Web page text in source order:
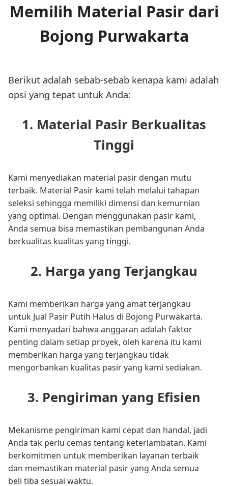
Memilih Material Pasir dari
Bojong Purwakarta
Berikut adalah sebab-sebab kenapa kami adalah
opsi yang tepat untuk Anda:
1. Material Pasir Berkualitas
Tinggi
Kami menyediakan material pasir dengan mutu
terbaik. Material Pasir kami telah melalui tahapan
seleksi sehingga memiliki dimensi dan kemurnian
yang optimal. Dengan menggunakan pasir kami,
Anda semua bisa memastikan pembangunan Anda
berkualitas kualitas yang tinggi.
2. Harga yang Terjangkau
Kami memberikan harga yang amat terjangkau
untuk Jual Pasir Putih Halus di Bojong Purwakarta.
Kami menyadari bahwa anggaran adalah faktor
penting dalam setiap proyek, oleh karena itu kami
memberikan harga yang terjangkau tidak
mengorbankan kualitas pasir yang kami sediakan.
3. Pengiriman yang Efisien
Mekanisme pengiriman kami cepat dan handal, jadi
Anda tak perlu cemas tentang keterlambatan. Kami
berkomitmen untuk memberikan layanan terbaik
dan memastikan material pasir yang Anda semua
beli tiba sesuai waktu.